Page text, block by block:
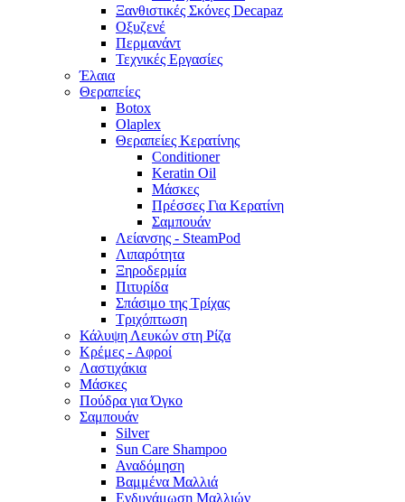
Ξανθιστικές Σκόνες Decapaz
Οξυζενέ
Περμανάντ
Τεχνικές Εργασίες
Έλαια
Θεραπείες
Botox
Olaplex
Θεραπείες Κερατίνης
Conditioner
Keratin Oil
Μάσκες
Πρέσσες Για Κερατίνη
Σαμπουάν
Λείανσης - SteamPod
Λιπαρότητα
Ξηροδερμία
Πιτυρίδα
Σπάσιμο της Τρίχας
Τριχόπτωση
Κάλυψη Λευκών στη Ρίζα
Κρέμες - Αφροί
Λαστιχάκια
Μάσκες
Πούδρα για Όγκο
Σαμπουάν
Silver
Sun Care Shampoo
Αναδόμηση
Βαμμένα Μαλλιά
Ενδυνάμωση Μαλλιών